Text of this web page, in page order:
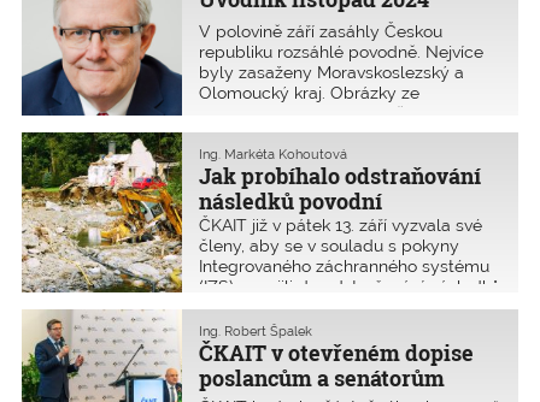
V polovině září zasáhly Českou
republiku rozsáhlé povodně. Nejvíce
byly zasaženy Moravskoslezský a
Olomoucký kraj. Obrázky ze
zasažených oblastí obletěly nejen
celou republiku, ale dokonce celou
Evropu. Míra škod je nebývalá. Koryta
řek změnila své trasy a celé části
obc�
Jak probíhalo odstraňování
následků povodní
Ing. Markéta Kohoutová
ČKAIT již v pátek 13. září vyzvala své
členy, aby se v souladu s pokyny
Integrovaného záchranného systému
(IZS) zapojili do odstraňování následků
škod, které po sobě nechala letošní
ničivá povodeň. Oblastní kanceláře
ČKAIT se koordinovaně zapojily do
pomoci od úterý 17. září. Vzhledem
k zaplavení tisíců budov, zejména
ČKAIT v otevřeném dopise
poslancům a senátorům
Ing. Robert Špalek